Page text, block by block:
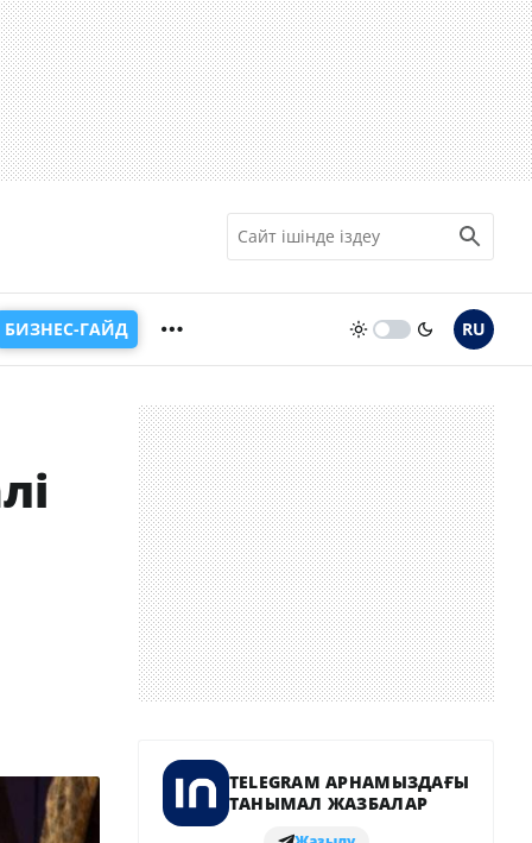
БИЗНЕС-ГАЙД RU